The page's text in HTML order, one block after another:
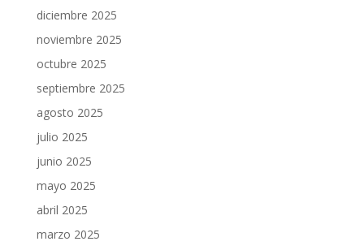
diciembre 2025
noviembre 2025
octubre 2025
septiembre 2025
agosto 2025
julio 2025
junio 2025
mayo 2025
abril 2025
marzo 2025